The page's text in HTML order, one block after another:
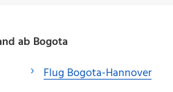
ab Bogota
Flug Bogota-Hannover